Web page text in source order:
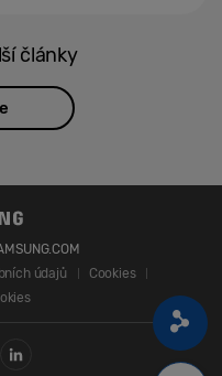
články
údajů
Cookies